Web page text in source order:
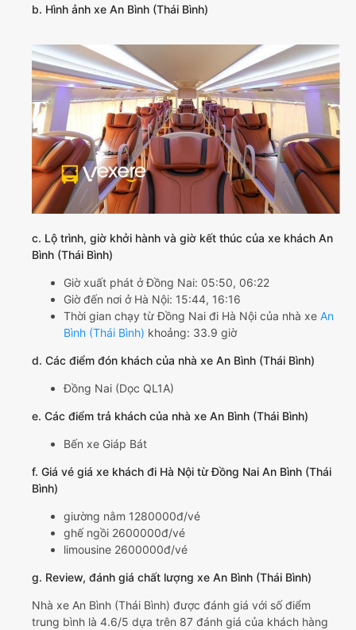
b. Hình ảnh xe An Bình (Thái Bình)
c. Lộ trình, giờ khởi hành và giờ kết thúc của xe khách An
Bình (Thái Bình)
Giờ xuất phát ở Đồng Nai: 05:50, 06:22
Giờ đến nơi ở Hà Nội: 15:44, 16:16
Thời gian chạy từ Đồng Nai đi Hà Nội của nhà xe An
Bình (Thái Bình) khoảng: 33.9 giờ
d. Các điểm đón khách của nhà xe An Bình (Thái Bình)
Đồng Nai (Dọc QL1A)
e. Các điểm trả khách của nhà xe An Bình (Thái Bình)
Bến xe Giáp Bát
f. Giá vé giá xe khách đi Hà Nội từ Đồng Nai An Bình (Thái
Bình)
giường nằm 1280000đ/vé
ghế ngồi 2600000đ/vé
limousine 2600000đ/vé
g. Review, đánh giá chất lượng xe An Bình (Thái Bình)
Nhà xe An Bình (Thái Bình) được đánh giá với số điểm
trung bình là 4.6/5 dựa trên 87 đánh giá của khách hàng